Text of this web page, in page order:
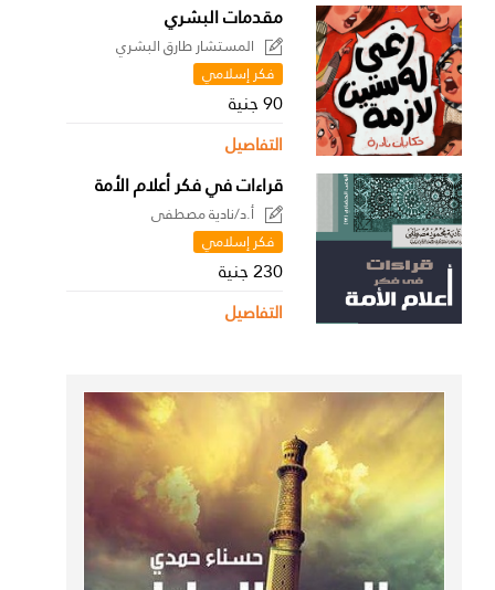
مقدمات البشري
المستشار طارق البشري
فكر إسلامي
90 جنية
التفاصيل
قراءات في فكر أعلام الأمة
أ.د/نادية مصطفى
فكر إسلامي
230 جنية
التفاصيل